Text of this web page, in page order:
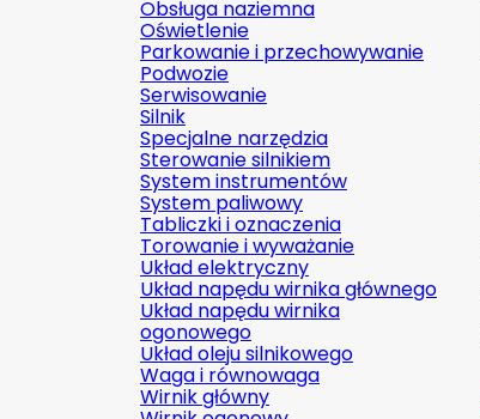
Obsługa naziemna
Oświetlenie
Parkowanie i przechowywanie
Podwozie
Serwisowanie
Silnik
Specjalne narzędzia
Sterowanie silnikiem
System instrumentów
System paliwowy
Tabliczki i oznaczenia
Torowanie i wyważanie
Układ elektryczny
Układ napędu wirnika głównego
Układ napędu wirnika
ogonowego
Układ oleju silnikowego
Waga i równowaga
Wirnik główny